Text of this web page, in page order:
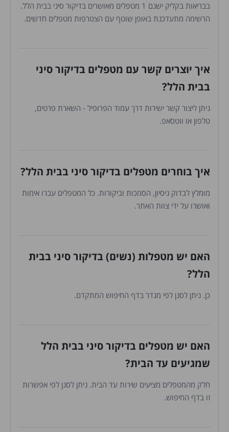
בבריאות בקליק ישנם 1 מטפלים מאושרים בדיקור סיני בבית הלל.
הרשימה מתעדכנת באופן שוטף עם הצטרפות מטפלים חדשים.
איך יוצרים קשר עם מטפלים בדיקור סיני
בבית הלל?
ניתן ליצור קשר ישירות דרך עמוד הפרופיל - השארת פרטים,
טלפון או ווטסאפ.
איך בוחרים מטפלים בדיקור סיני בבית הלל?
מומלץ לבדוק ניסיון, הסמכות וביקורות. כל המטפלים עברו אימות
ואושרו על ידי צוות האתר.
האם יש מטפלות (נשים) בדיקור סיני בבית
הלל?
כן. ניתן לסנן לפי מגדר בדף החיפוש המתקדם.
האם יש מטפלים בדיקור סיני בבית הלל
שמגיעים עד הבית?
חלק מהמטפלים מציעים שירות עד הבית. ניתן לסנן לפי אפשרות
זו בדף החיפוש.